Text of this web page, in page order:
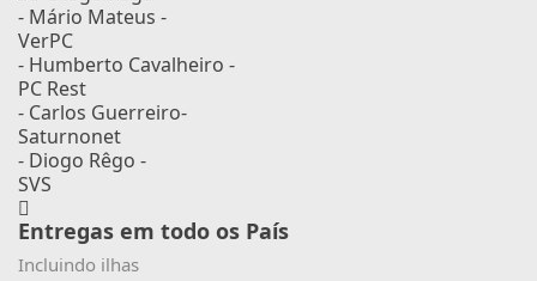
- Mário Mateus -
VerPC
- Humberto Cavalheiro -
PC Rest
- Carlos Guerreiro-
Saturnonet
- Diogo Rêgo -
SVS
Entregas em todo os País
Incluindo ilhas